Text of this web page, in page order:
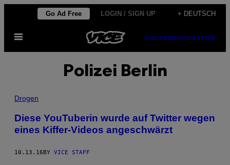
content
Go Ad Free LOGIN / SIGN UP + DEUTSCH
Open
SUBSCRIBENEWSLETTER
Polizei Berlin
Drogen
Diese YouTuberin wurde auf Twitter wegen
eines Kiffer-Videos angeschwärzt
10.13.16 BY VICE STAFF